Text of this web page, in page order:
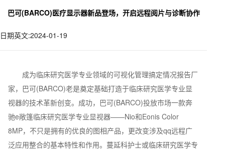
巴可(BARCO)医疗显示器新品登场，开启远程阅片与诊断协作
日期英文:2024-01-19
成为临床研究医学专业领域的可视化管理搞定情况报告厂
家，巴可(BARCO)老是奠定基础打造于临床研究医学专业显
视器的技术革新创变。成功，巴可(BARCO)投放市场一款奔
驰e敞篷临床研究医学专业显视器——Nio和Eonis Color
8MP，不只是拥有的优良的图相产品，更改变涉及qq远程广
泛应用整合的基本特性和作用。蔓延科护士或临床研究医学专